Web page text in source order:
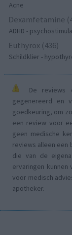
Acne
Dexamfetamine
ADHD -
Euthyrox (436)
Schildklier -
De reviews
gegenereerd en
goedkeuring, om
een review voor
geen medische
reviews alleen een
die van de
ervaringen
voor medisch
apotheker.